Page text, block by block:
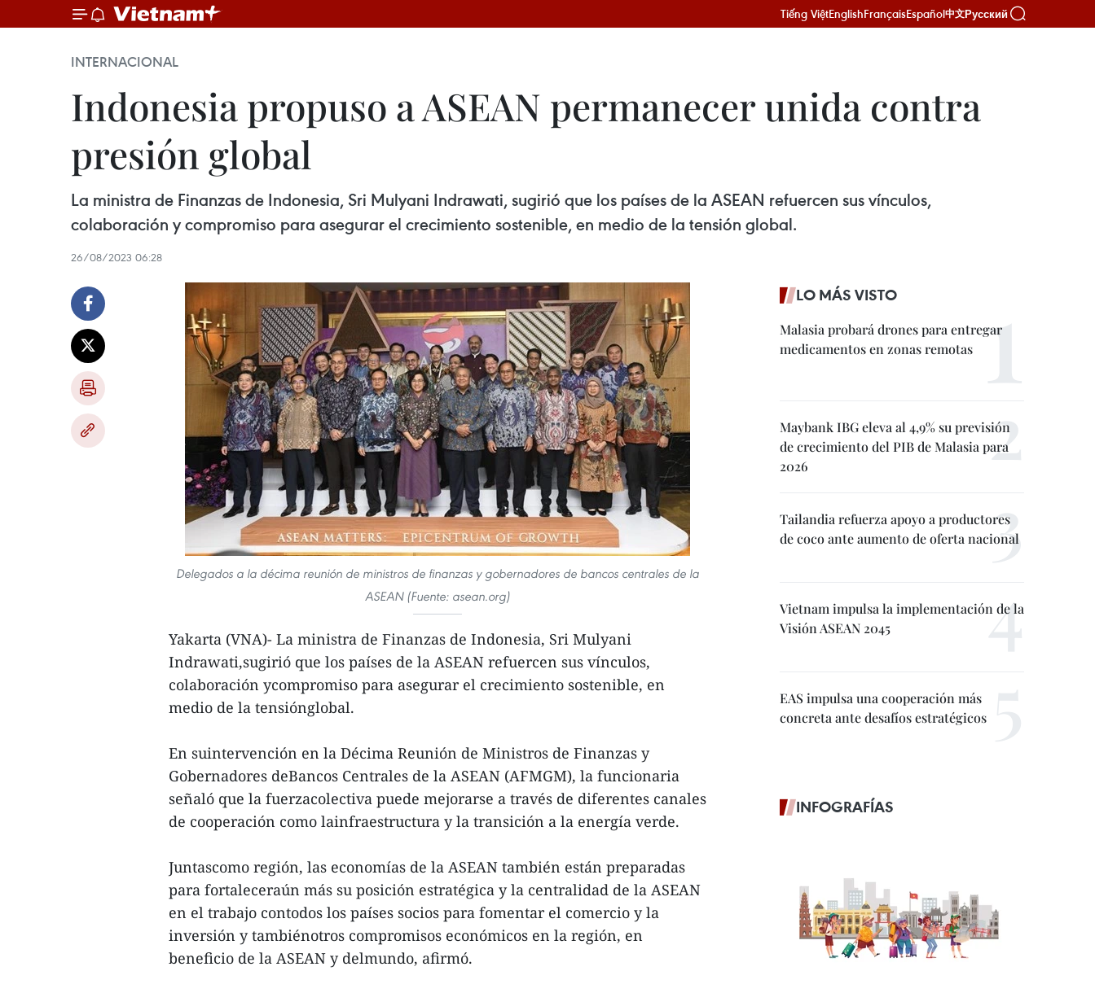
Tiếng ViệtEnglishFrançaisEspañol中文Русский
INTERNACIONAL
Indonesia propuso a ASEAN permanecer unida contra
presión global
La ministra de Finanzas de Indonesia, Sri Mulyani Indrawati, sugirió que los países de la ASEAN refuercen sus vínculos,
colaboración y compromiso para asegurar el crecimiento sostenible, en medio de la tensión global.
26/08/2023 06:28
Delegados a la décima reunión de ministros de finanzas y gobernadores de bancos centrales de la
ASEAN (Fuente: asean.org)
Yakarta (VNA)- La ministra de Finanzas de Indonesia, Sri Mulyani
Indrawati,sugirió que los países de la ASEAN refuercen sus vínculos,
colaboración ycompromiso para asegurar el crecimiento sostenible, en
medio de la tensiónglobal.
En suintervención en la Décima Reunión de Ministros de Finanzas y
Gobernadores deBancos Centrales de la ASEAN (AFMGM), la funcionaria
señaló que la fuerzacolectiva puede mejorarse a través de diferentes canales
de cooperación como lainfraestructura y la transición a la energía verde.
Juntascomo región, las economías de la ASEAN también están preparadas
para fortaleceraún más su posición estratégica y la centralidad de la ASEAN
en el trabajo contodos los países socios para fomentar el comercio y la
inversión y tambiénotros compromisos económicos en la región, en
beneficio de la ASEAN y delmundo, afirmó.
LO MÁS VISTO
Malasia probará drones para entregar
medicamentos en zonas remotas
Maybank IBG eleva al 4,9% su previsión
de crecimiento del PIB de Malasia para
2026
Tailandia refuerza apoyo a productores
de coco ante aumento de oferta nacional
Vietnam impulsa la implementación de la
Visión ASEAN 2045
EAS impulsa una cooperación más
concreta ante desafíos estratégicos
INFOGRAFÍAS